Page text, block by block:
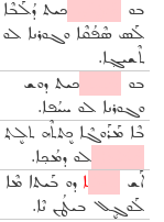
ܒܘ
ܟܝܬ ܕܳܠܰܒܶܐ
ܠܰܣ ܣܶܦܳܩܶܐ ܘܓܘܪܢܐ ܠܘ
ܬܶܫܝܓ݂ܐ.
ܒܘ
ܟܝܬ ܕܘܫ
ܘܓܘܪܢܐ ܠܘ ܚܝܳܦܐ.
ܒܶܐ ܡܰܪܰܘܓܶܐ ܟܷܬܬܶܗ ܬܠܷܬ݂
ܠܘ ܕܡܳܟ݂ܐ.
ܐܰܫ ܐܕܘ ܒܰܝܬܐ ܡܶܐ
ܠܰܘܓ݂ܷܠ ܒܝܛܳܢ ܢܶܐ.